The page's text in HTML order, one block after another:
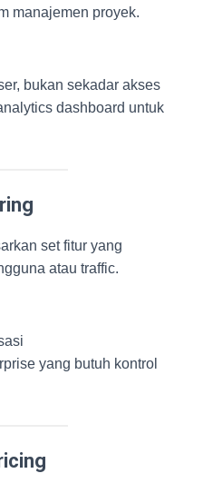
manajemen proyek.
bukan sekadar akses
dashboard untuk
set fitur yang
atau traffic.
yang butuh kontrol